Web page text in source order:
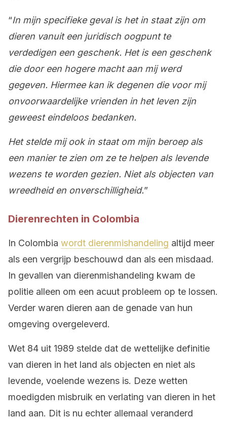
“In mijn specifieke geval is het in staat zijn om
dieren vanuit een juridisch oogpunt te
verdedigen een geschenk. Het is een geschenk
die door een hogere macht aan mij werd
gegeven. Hiermee kan ik degenen die voor mij
onvoorwaardelijke vrienden in het leven zijn
geweest eindeloos bedanken.
Het stelde mij ook in staat om mijn beroep als
een manier te zien om ze te helpen als levende
wezens te worden gezien. Niet als objecten van
wreedheid en onverschilligheid.”
Dierenrechten in Colombia
In Colombia wordt dierenmishandeling altijd meer
als een vergrijp beschouwd dan als een misdaad.
In gevallen van dierenmishandeling kwam de
politie alleen om een acuut probleem op te lossen.
Verder waren dieren aan de genade van hun
omgeving overgeleverd.
Wet 84 uit 1989 stelde dat de wettelijke definitie
van dieren in het land als objecten en niet als
levende, voelende wezens is. Deze wetten
moedigden misbruik en verlating van dieren in het
land aan. Dit is nu echter allemaal veranderd